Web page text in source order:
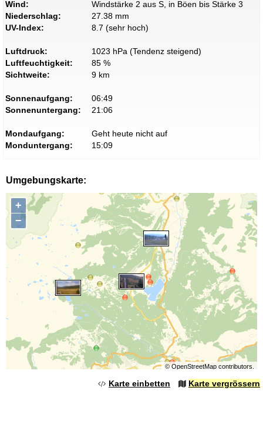
Wind:
Windstärke 2 aus S, in Böen bis Stärke 3
Niederschlag:
27.38 mm
UV-Index:
8.7 (sehr hoch)
Luftdruck:
1023 hPa (Tendenz steigend)
Luftfeuchtigkeit:
85 %
Sichtweite:
9 km
Sonnenaufgang:
06:49
Sonnenuntergang:
21:06
Mondaufgang:
Geht heute nicht auf
Monduntergang:
15:09
Umgebungskarte:
+
−
©OpenStreetMapcontributors.
Karte einbetten Karte vergrössern